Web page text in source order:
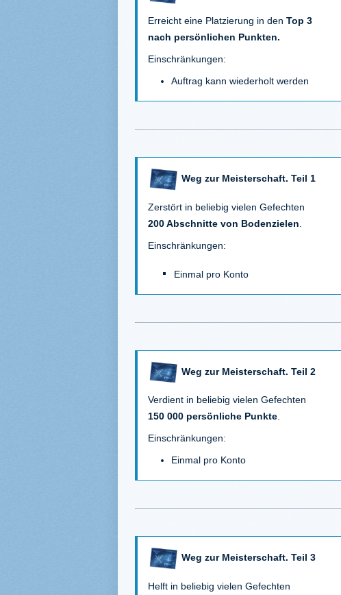
Erreicht eine Platzierung in den Top 3
nach persönlichen Punkten.
Einschränkungen:
Auftrag kann wiederholt werden
Weg zur Meisterschaft. Teil 1
Zerstört in beliebig vielen Gefechten
200 Abschnitte von Bodenzielen
Einschränkungen:
Einmal pro Konto
Weg zur Meisterschaft. Teil 2
Verdient in beliebig vielen Gefechten
150 000 persönliche Punkte.
Einschränkungen:
Einmal pro Konto
Weg zur Meisterschaft. Teil 3
Helft in beliebig vielen Gefechten